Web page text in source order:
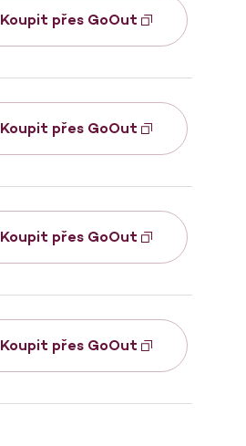
Koupit přes GoOut
Koupit přes GoOut
Koupit přes GoOut
Koupit přes GoOut